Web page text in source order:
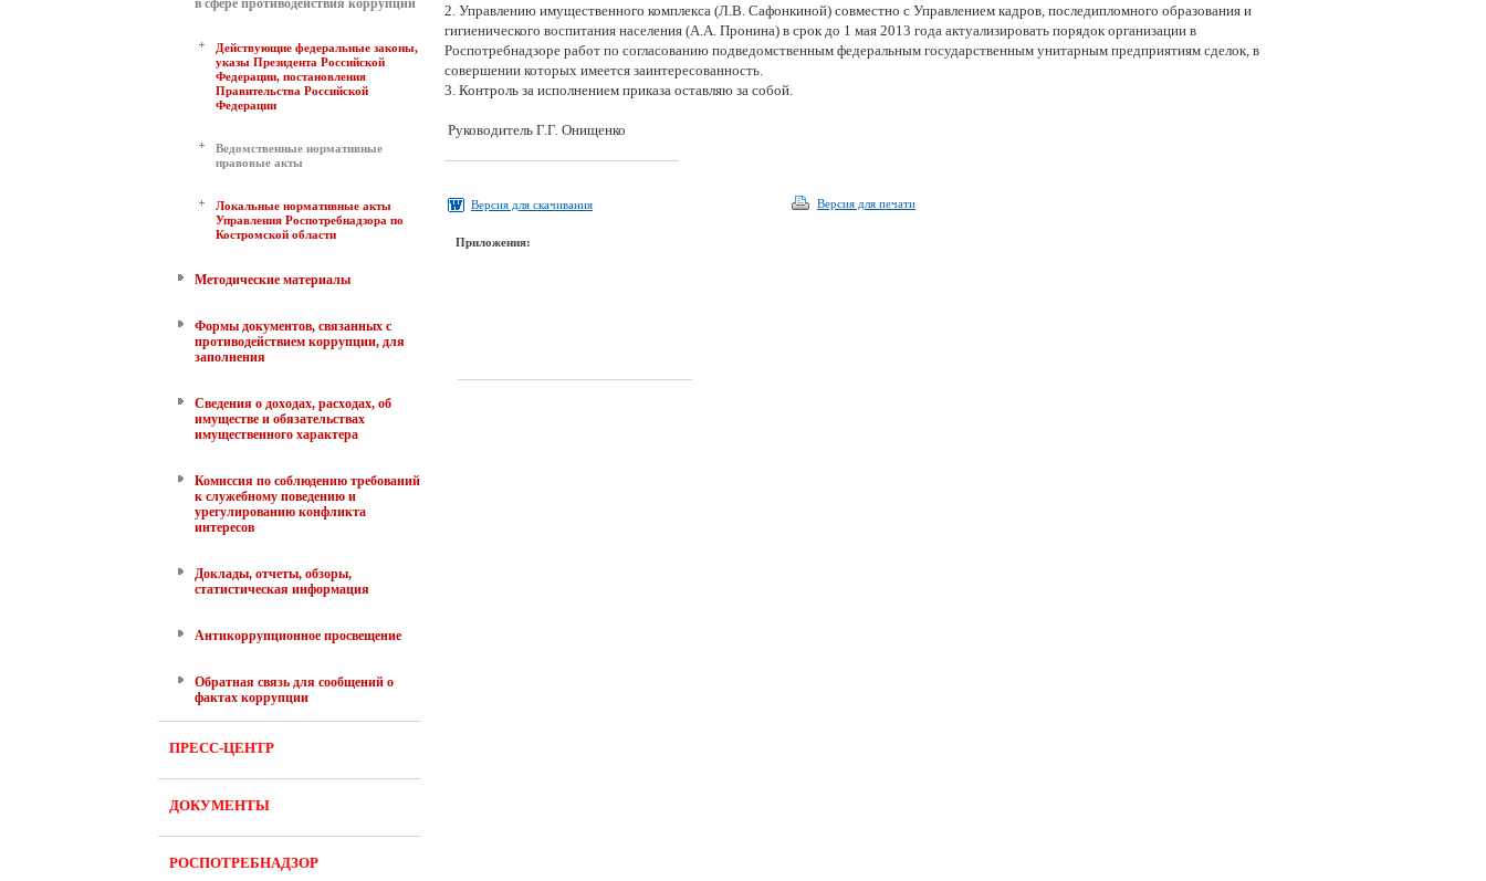
в сфере противодействия коррупции
Действующие федеральные законы,
указы Президента Российской
Федерации, постановления
Правительства Российской
Федерации
Ведомственные нормативные
правовые акты
Локальные нормативные акты
Управления Роспотребнадзора по
Костромской области
Методические материалы
Формы документов, связанных с
противодействием коррупции, для
заполнения
Сведения о доходах, расходах, об
имуществе и обязательствах
имущественного характера
Комиссия по соблюдению требований
к служебному поведению и
урегулированию конфликта
интересов
Доклады, отчеты, обзоры,
статистическая информация
Антикоррупционное просвещение
Обратная связь для сообщений о
фактах коррупции
ПРЕСС-ЦЕНТР
ДОКУМЕНТЫ
РОСПОТРЕБНАДЗОР
2. Управлению имущественного комплекса (Л.В. Сафонкиной) совместно с Управлением кадров, последипломного образования и
гигиенического воспитания населения (А.А. Пронина) в срок до 1 мая 2013 года актуализировать порядок организации в
Роспотребнадзоре работ по согласованию подведомственным федеральным государственным унитарным предприятиям сделок, в
совершении которых имеется заинтересованность.
3. Контроль за исполнением приказа оставляю за собой.
Руководитель Г.Г. Онищенко
Версия для скачивания Версия для печати
Приложения: